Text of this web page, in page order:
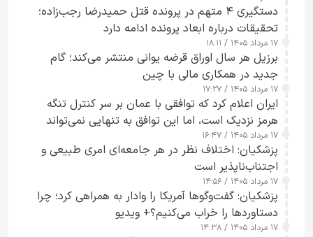
دستگیری ۴ متهم در پرونده قتل حمیدرضا رجب‌زاده؛
تحقیقات درباره ابعاد پرونده ادامه دارد
۱۷ مرداد ۱۴۰۵ / ۱۸:۱۱
برزیل هر سال اوراق قرضه یوانی منتشر می‌کند؛ گام
جدید در همکاری مالی با چین
۱۷ مرداد ۱۴۰۵ / ۱۷:۲۷
ایران اعلام کرد که توافقی با عمان بر سر کنترل تنگه
هرمز نزدیک است، اما این توافق به تنهایی نمی‌تواند
آبراه را آزاد کند
۱۷ مرداد ۱۴۰۵ / ۱۶:۴۷
پزشکیان: اختلاف نظر در هر جامعه‌ای امری طبیعی و
اجتناب‌ناپذیر است
۱۷ مرداد ۱۴۰۵ / ۱۴:۵۶
پزشکیان: گفت‌وگوها آمریکا را وادار به همراهی کرد؛ چرا
دستاوردها را خراب می‌کنیم؟+ ویدیو
۱۷ مرداد ۱۴۰۵ / ۱۴:۳۸